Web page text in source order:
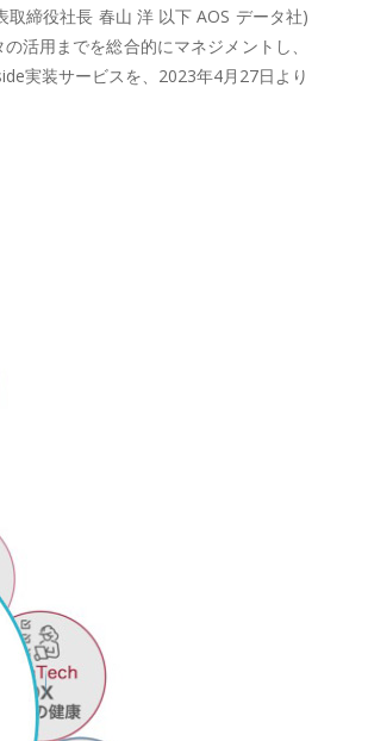
締役社長 春山 洋 以下 AOS データ社)
活用までを総合的にマネジメントし、
実装サービスを、2023年4月27日より